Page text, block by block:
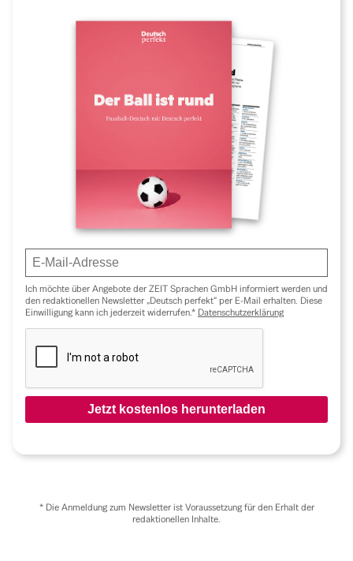
Ich möchte über Angebote der ZEIT Sprachen GmbH informiert werden und
den redaktionellen Newsletter „Deutsch perfekt“ per E-Mail erhalten. Diese
Einwilligung kann ich jederzeit widerrufen.* Datenschutzerklärung
* Die Anmeldung zum Newsletter ist Voraussetzung für den Erhalt der
redaktionellen Inhalte.